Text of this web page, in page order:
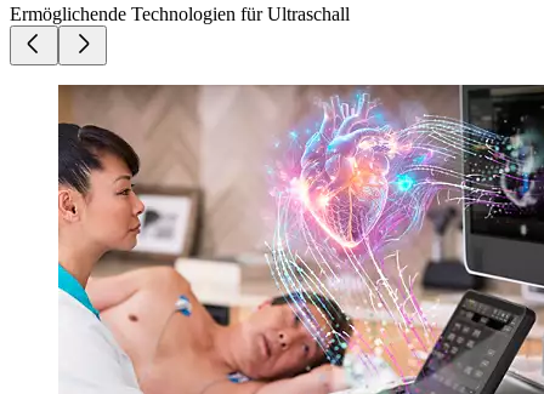
Ermöglichende Technologien für Ultraschall